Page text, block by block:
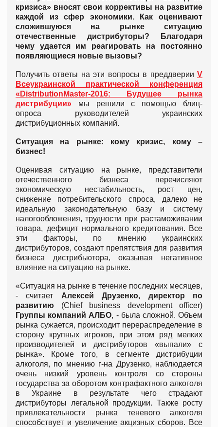
кризиса» вносят свои коррективы на развитие
каждой из сфер экономики. Как оценивают
сложившуюся на рынке ситуацию
отечественные дистрибуторы? Благодаря
чему удается им реагировать на постоянно
появляющиеся новые вызовы?
Получить ответы на эти вопросы в преддверии V
Всеукраинской практической конференция
«DistributionMaster-2016: Будущее рынка
дистрибуции»
мы решили с помощью блиц-
опроса руководителей украинских
дистрибуционных компаний.
Ситуация на рынке: кому кризис, кому –
бизнес!
Оценивая ситуацию на рынке, представители
отечественного бизнеса перечисляют
экономическую нестабильность, рост цен,
снижение потребительского спроса, далеко не
идеальную законодательную базу и систему
налогообложения, трудности при растаможивании
товара, дефицит нормального кредитования. Все
эти факторы, по мнению украинских
дистрибуторов, создают препятствия для развития
бизнеса дистрибьютора, оказывая негативное
влияние на ситуацию на рынке.
«Ситуация на рынке в течение последних месяцев,
- считает Алексей Друзенко, директор по
развитию (Chief business development officer)
Группы компаний АЛБО, - была сложной. Объем
рынка сужается, происходит перераспределение в
сторону крупных игроков, при этом ряд мелких
производителей и дистрибуторов «выпали» с
рынка». Кроме того, в сегменте дистрибуции
алкоголя, по мнению г-на Друзенко, наблюдается
очень низкий уровень контроля со стороны
государства за оборотом контрафактного алкоголя
в Украине в результате чего страдают
дистрибуторы легальной продукции. Также росту
привлекательности рынка теневого алкоголя
способствует и увеличение акцизных сборов. Все